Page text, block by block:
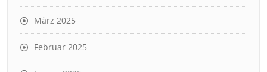
März 2025
Februar 2025